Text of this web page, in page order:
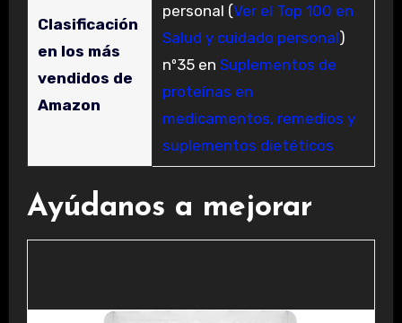
Clasificación
en los más
vendidos de
Amazon
personal (Ver el Top 100 en
Salud y cuidado personal)
nº35 en Suplementos de
proteínas en
medicamentos, remedios y
suplementos dietéticos
Ayúdanos a mejorar